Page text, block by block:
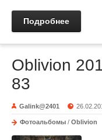
Подробнее
Oblivion
83
Galink@2401
Фотоальбомы / Oblivion